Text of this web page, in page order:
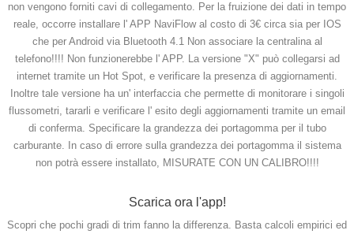
non vengono forniti cavi di collegamento. Per la fruizione dei dati in tempo
reale, occorre installare l' APP NaviFlow al costo di 3€ circa sia per IOS
che per Android via Bluetooth 4.1 Non associare la centralina al
telefono!!!! Non funzionerebbe l' APP. La versione "X" può collegarsi ad
internet tramite un Hot Spot, e verificare la presenza di aggiornamenti.
Inoltre tale versione ha un' interfaccia che permette di monitorare i singoli
flussometri, tararli e verificare l' esito degli aggiornamenti tramite un email
di conferma. Specificare la grandezza dei portagomma per il tubo
carburante. In caso di errore sulla grandezza dei portagomma il sistema
non potrà essere installato, MISURATE CON UN CALIBRO!!!!
Scarica ora l'app!
Scopri che pochi gradi di trim fanno la differenza. Basta calcoli empirici ed